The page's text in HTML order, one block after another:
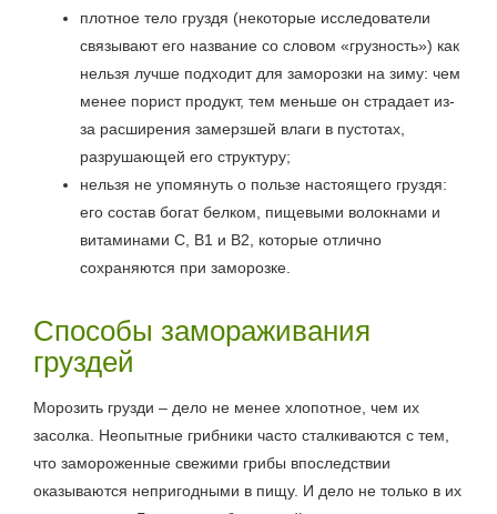
плотное тело груздя (некоторые исследователи
связывают его название со словом «грузность») как
нельзя лучше подходит для заморозки на зиму: чем
менее порист продукт, тем меньше он страдает из-
за расширения замерзшей влаги в пустотах,
разрушающей его структуру;
нельзя не упомянуть о пользе настоящего груздя:
его состав богат белком, пищевыми волокнами и
витаминами С, В1 и В2, которые отлично
сохраняются при заморозке.
Способы замораживания
груздей
Морозить грузди – дело не менее хлопотное, чем их
засолка. Неопытные грибники часто сталкиваются с тем,
что замороженные свежими грибы впоследствии
оказываются непригодными в пищу. И дело не только в их